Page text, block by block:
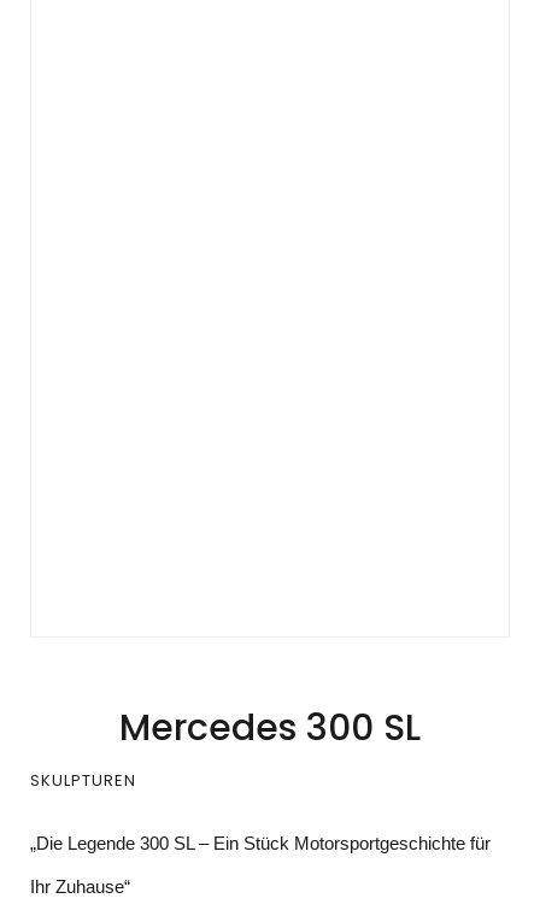
Mercedes 300 SL
SKULPTUREN
„Die Legende 300 SL – Ein Stück Motorsportgeschichte für
Ihr Zuhause“